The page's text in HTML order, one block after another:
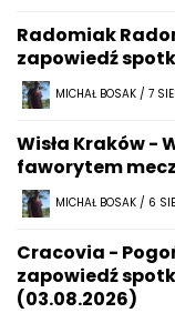
Radomiak
zapowiedź
MICHAŁ BOSAK / 7
Wisła Kraków -
faworytem
MICHAŁ BOSAK / 6
Cracovia -
zapowiedź
(03.08.2026)